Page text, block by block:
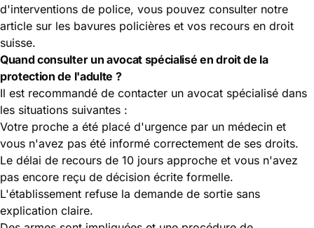
d'interventions de police, vous pouvez consulter notre
article sur les bavures policières et vos recours en droit
suisse.
Quand consulter un avocat spécialisé en droit de la
protection de l'adulte ?
Il est recommandé de contacter un avocat spécialisé dans
les situations suivantes :
Votre proche a été placé d'urgence par un médecin et
vous n'avez pas été informé correctement de ses droits.
Le délai de recours de 10 jours approche et vous n'avez
pas encore reçu de décision écrite formelle.
L'établissement refuse la demande de sortie sans
explication claire.